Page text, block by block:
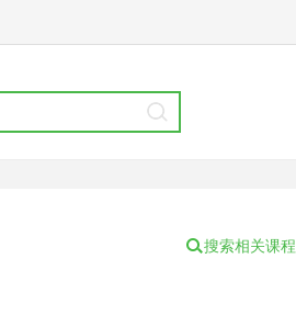
搜索相关课程